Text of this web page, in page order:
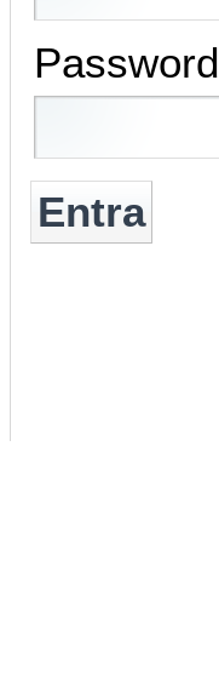
Password